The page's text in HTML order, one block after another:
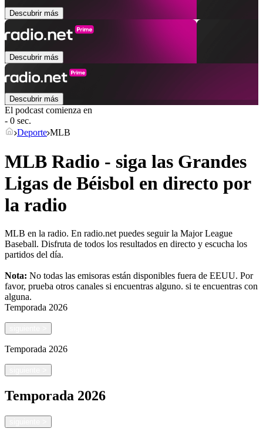
Descubrir más
Descubrir más
Descubrir más
El podcast comienza en
- 0 sec.
Deporte MLB
MLB Radio - siga las Grandes
Ligas de Béisbol en directo por
la radio
MLB en la radio. En radio.net puedes seguir la Major League
Baseball. Disfruta de todos los resultados en directo y escucha los
partidos del día.
Nota: No todas las emisoras están disponibles fuera de EEUU. Por
favor, prueba otros canales si encuentras alguno. si te encuentras con
alguna.
Temporada 2026
Temporada 2026
Temporada 2026